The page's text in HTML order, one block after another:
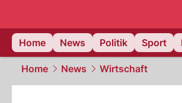
Home
News Politik Sport
Home News Wirtschaft